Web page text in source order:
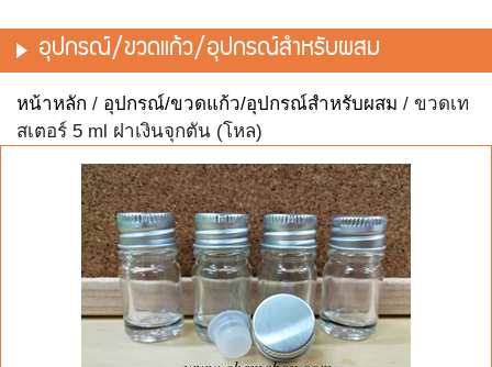
อุปกรณ์/ขวดแก้ว/อุปกรณ์สำหรับผสม
หน้าหลัก / อุปกรณ์/ขวดแก้ว/อุปกรณ์สำหรับผสม / ขวดเท
สเตอร์ 5 ml ฝาเงินจุกตัน (โหล)